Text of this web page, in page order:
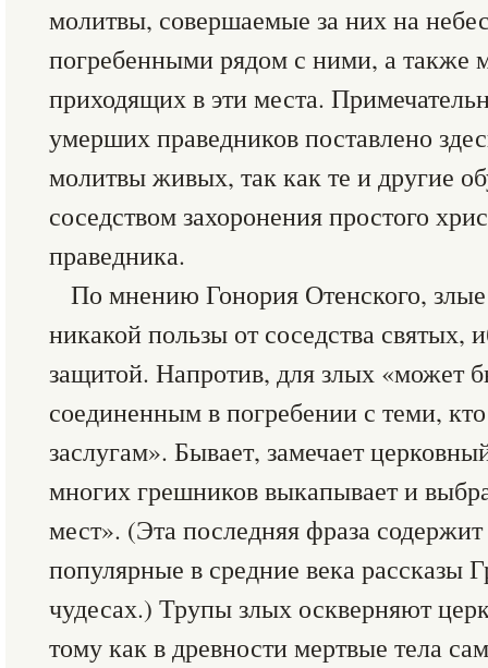
молитвы, совершаемые за них на
погребенными рядом с ними, а также
приходящих в эти места.
умерших праведников поставлено
молитвы живых, так как те и другие
соседством захоронения простого
праведника.
По мнению Гонория Отенского, злые
никакой пользы от соседства святых,
защитой. Напротив, для злых «может
соединенным в погребении с теми,
заслугам». Бывает, замечает
многих грешников выкапывает и
мест». (Эта последняя фраза
популярные в средние века рассказы
чудесах.) Трупы злых оскверняют
тому как в древности мертвые тела